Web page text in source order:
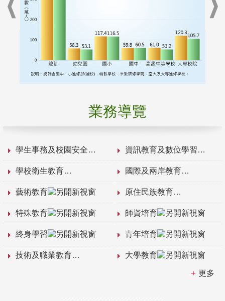
業務導覽
學生事務及校園安全 資訊教育及數位學習
學校衛生教育 國際及兩岸教育
藝術教育 原住民族教育
特殊教育 師資培育
終身學習 青年培育
技術及職業教育 大學教育
更多